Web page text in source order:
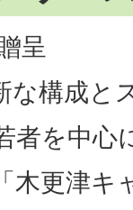
呈
な構成と
者を中心
木更津キ